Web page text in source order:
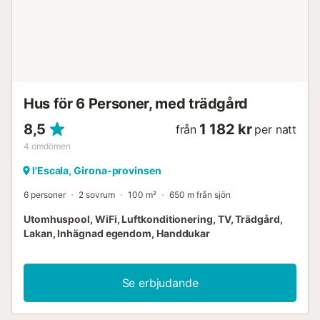
Hus för 6 Personer, med trädgård
8,5
4 omdömen
från 1 182 kr per natt
l'Escala, Girona-provinsen
6 personer 2 sovrum 100 m² 650 m från sjön
Utomhuspool, WiFi, Luftkonditionering, TV, Trädgård,
Lakan, Inhägnad egendom, Handdukar
Se erbjudande